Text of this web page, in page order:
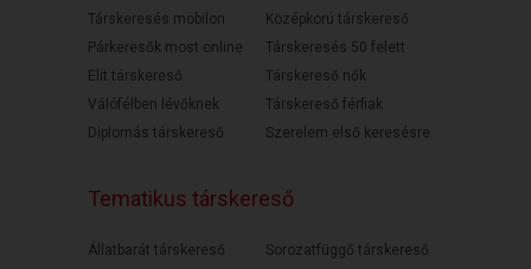
Társkeresés mobilon
Párkeresők most online
Elit társkereső
Válófélben lévőknek
Diplomás társkereső
Középkorú társkereső
Társkeresés 50 felett
Társkereső nők
Társkereső férfiak
Szerelem első keresésre
Tematikus társkereső
Állatbarát társkereső
Sorozatfüggő társkereső